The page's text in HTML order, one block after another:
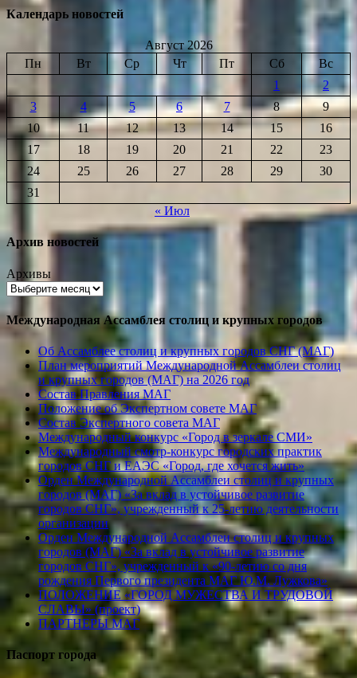
Календарь новостей
Август 2026
Пн
Вт Ср Чт Пт Сб
Вс
1
2
3
4 5 6 7 8
9
10
11 12 13 14 15
16
17
18 19 20 21 22
23
24
25 26 27 28 29
30
31
« Июл
Архив новостей
Архивы
Международная Ассамблея столиц и крупных городов
Об Ассамблее столиц и крупных городов СНГ (МАГ)
План мероприятий Международной Ассамблеи столиц
и крупных городов (МАГ) на 2026 год
Состав Правления МАГ
Положение об Экспертном совете МАГ
Состав Экспертного совета МАГ
Международный конкурс «Город в зеркале СМИ»
Международный смотр-конкурс городских практик
городов СНГ и ЕАЭС «Город, где хочется жить»
Орден Международной Ассамблеи столиц и крупных
городов (МАГ) «За вклад в устойчивое развитие
городов СНГ», учрежденный к 25-летию деятельности
организации
Орден Международной Ассамблеи столиц и крупных
городов (МАГ) «За вклад в устойчивое развитие
городов СНГ», учрежденный к «90-летию со дня
рождения Первого президента МАГ Ю.М. Лужкова»
ПОЛОЖЕНИЕ «ГОРОД МУЖЕСТВА И ТРУДОВОЙ
СЛАВЫ» (проект)
ПАРТНЕРЫ МАГ
Паспорт города